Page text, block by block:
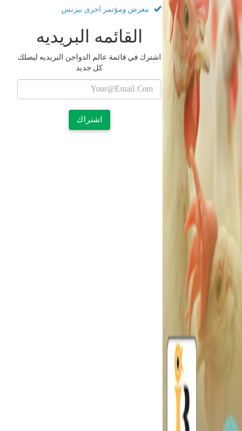
معرض ومؤتمر اجرى بيزنس
القائمه البريديه
اشترك في قائمة عالم الدواجن البريديه ليصلك
كل جديد
اشتراك